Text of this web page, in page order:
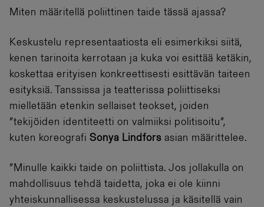
Miten määritellä poliittinen taide tässä ajassa?
Keskustelu representaatiosta eli esimerkiksi siitä,
kenen tarinoita kerrotaan ja kuka voi esittää ketäkin,
koskettaa erityisen konkreettisesti esittävän taiteen
esityksiä. Tanssissa ja teatterissa poliittiseksi
mielletään etenkin sellaiset teokset, joiden
”tekijöiden identiteetti on valmiiksi politisoitu”,
kuten koreografi Sonya Lindfors asian määrittelee.
”Minulle kaikki taide on poliittista. Jos jollakulla on
mahdollisuus tehdä taidetta, joka ei ole kiinni
yhteiskunnallisessa keskustelussa ja käsitellä vain